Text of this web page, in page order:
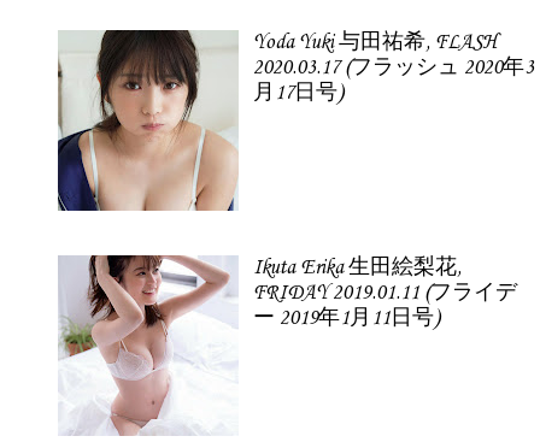
Yoda Yuki 与田祐希, FLASH
2020.03.17 (フラッシュ 2020年3
月17日号)
Ikuta Erika 生田絵梨花,
FRIDAY 2019.01.11 (フライデ
ー 2019年1月11日号)